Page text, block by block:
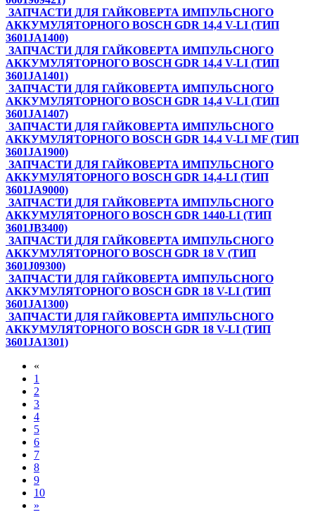
ЗАПЧАСТИ ДЛЯ ГАЙКОВЕРТА ИМПУЛЬСНОГО
АККУМУЛЯТОРНОГО BOSCH GDR 14,4 V-LI (ТИП
3601JA1400)
ЗАПЧАСТИ ДЛЯ ГАЙКОВЕРТА ИМПУЛЬСНОГО
АККУМУЛЯТОРНОГО BOSCH GDR 14,4 V-LI (ТИП
3601JA1401)
ЗАПЧАСТИ ДЛЯ ГАЙКОВЕРТА ИМПУЛЬСНОГО
АККУМУЛЯТОРНОГО BOSCH GDR 14,4 V-LI (ТИП
3601JA1407)
ЗАПЧАСТИ ДЛЯ ГАЙКОВЕРТА ИМПУЛЬСНОГО
АККУМУЛЯТОРНОГО BOSCH GDR 14,4 V-LI MF (ТИП
3601JA1900)
ЗАПЧАСТИ ДЛЯ ГАЙКОВЕРТА ИМПУЛЬСНОГО
АККУМУЛЯТОРНОГО BOSCH GDR 14,4-LI (ТИП
3601JA9000)
ЗАПЧАСТИ ДЛЯ ГАЙКОВЕРТА ИМПУЛЬСНОГО
АККУМУЛЯТОРНОГО BOSCH GDR 1440-LI (ТИП
3601JB3400)
ЗАПЧАСТИ ДЛЯ ГАЙКОВЕРТА ИМПУЛЬСНОГО
АККУМУЛЯТОРНОГО BOSCH GDR 18 V (ТИП
3601J09300)
ЗАПЧАСТИ ДЛЯ ГАЙКОВЕРТА ИМПУЛЬСНОГО
АККУМУЛЯТОРНОГО BOSCH GDR 18 V-LI (ТИП
3601JA1300)
ЗАПЧАСТИ ДЛЯ ГАЙКОВЕРТА ИМПУЛЬСНОГО
АККУМУЛЯТОРНОГО BOSCH GDR 18 V-LI (ТИП
3601JA1301)
«
1
2
3
4
5
6
7
8
9
10
»